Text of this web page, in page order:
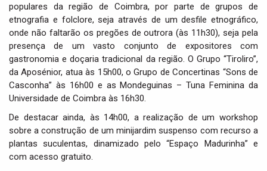
populares da região de Coimbra, por parte de grupos de
etnografia e folclore, seja através de um desfile etnográfico,
onde não faltarão os pregões de outrora (às 11h30), seja pela
presença de um vasto conjunto de expositores com
gastronomia e doçaria tradicional da região. O Grupo “Tiroliro”,
da Aposénior, atua às 15h00, o Grupo de Concertinas “Sons de
Casconha” às 16h00 e as Mondeguinas – Tuna Feminina da
Universidade de Coimbra às 16h30.
De destacar ainda, às 14h00, a realização de um workshop
sobre a construção de um minijardim suspenso com recurso a
plantas suculentas, dinamizado pelo “Espaço Madurinha” e
com acesso gratuito.